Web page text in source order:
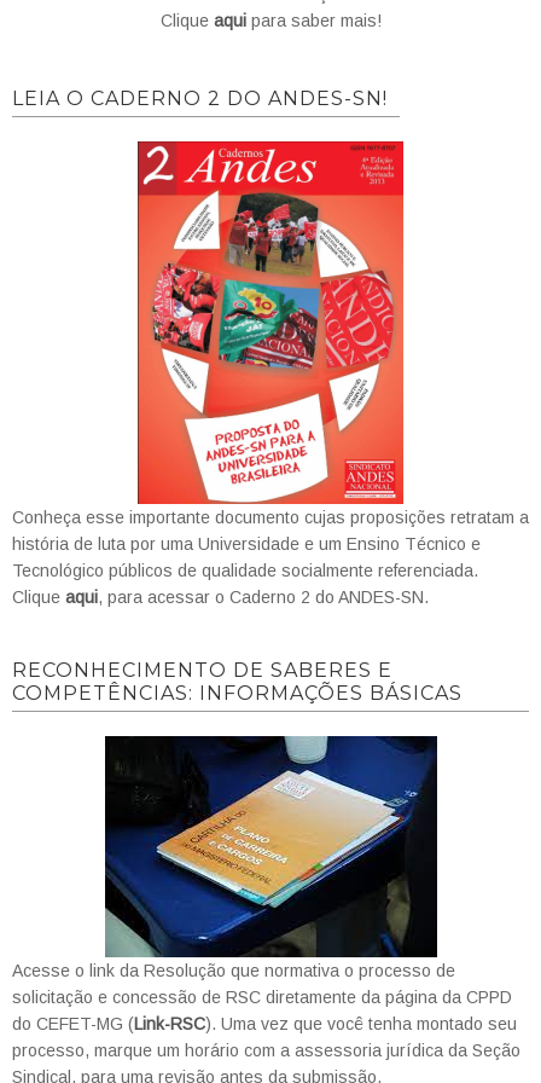
Clique aquipara saber mais!
LEIA O CADERNO 2 DO ANDES-SN!
Conheça esse importante documento cujas proposições retratam a
história de luta por uma Universidade e um Ensino Técnico e
Tecnológico públicos de qualidade socialmente referenciada.
Clique aqui, para acessar o Caderno 2 do ANDES-SN.
RECONHECIMENTO DE SABERES E
COMPETÊNCIAS: INFORMAÇÕES BÁSICAS
Acesse o link da Resolução que normativa o processo de
solicitação e concessão de RSC diretamente da página da CPPD
do CEFET-MG (Link-RSC). Uma vez que você tenha montado seu
processo, marque um horário com a assessoria jurídica da Seção
Sindical, para uma revisão antes da submissão.